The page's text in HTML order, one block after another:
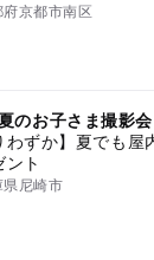
府京都市南区
のお子さま撮影会
わずか】夏でも
ント
県尼崎市